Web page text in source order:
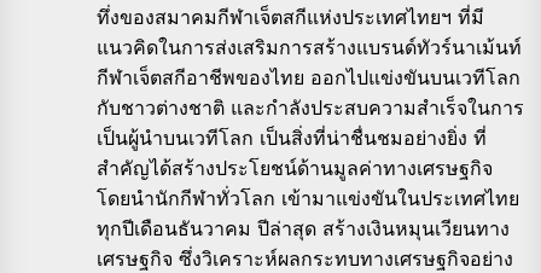
ทึ่งของสมาคมกีฬาเจ็ตสกีแห่งประเทศไทยฯ ที่มี
แนวคิดในการส่งเสริมการสร้างแบรนด์ทัวร์นาเม้นท์
กีฬาเจ็ตสกีอาชีพของไทย ออกไปแข่งขันบนเวทีโลก
กับชาวต่างชาติ และกำลังประสบความสำเร็จในการ
เป็นผู้นำบนเวทีโลก เป็นสิ่งที่น่าชื่นชมอย่างยิ่ง ที่
สำคัญได้สร้างประโยชน์ด้านมูลค่าทางเศรษฐกิจ
โดยนำนักกีฬาทั่วโลก เข้ามาแข่งขันในประเทศไทย
ทุกปีเดือนธันวาคม ปีล่าสุด สร้างเงินหมุนเวียนทาง
เศรษฐกิจ ซึ่งวิเคราะห์ผลกระทบทางเศรษฐกิจอย่าง